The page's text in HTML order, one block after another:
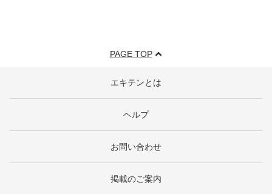
PAGE TOP
エキテンとは
ヘルプ
お問い合わせ
掲載のご案内